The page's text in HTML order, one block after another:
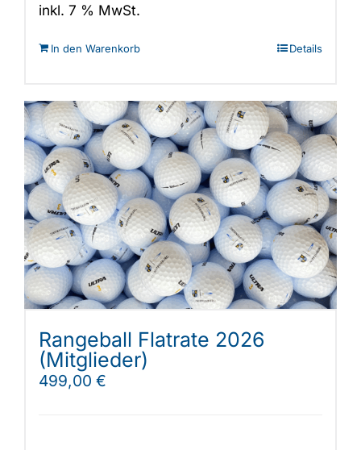
inkl. 7 % MwSt.
In den Warenkorb Details
Rangeball Flatrate 2026
(Mitglieder)
499,00 €